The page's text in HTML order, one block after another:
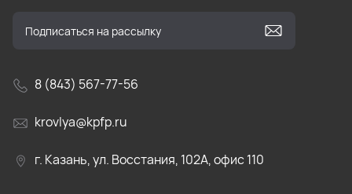
8 (843) 567-77-56
krovlya@kpfp.ru
г. Казань, ул. Восстания, 102А, офис 110